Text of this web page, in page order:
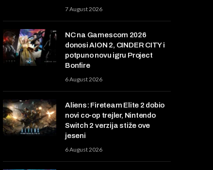
7 August 2026
NC na Gamescom 2026
donosi AION 2, CINDER CITY i
potpuno novu igru Project
Bonfire
6 August 2026
Aliens: Fireteam Elite 2 dobio
novi co-op trejler, Nintendo
Switch 2 verzija stiže ove
jeseni
6 August 2026